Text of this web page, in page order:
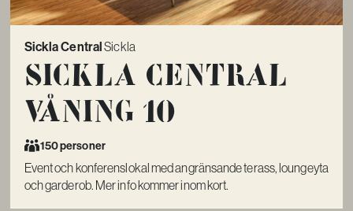
Sickla Central Sickla
Sickla Central
Våning 10
150 personer
Event och konferenslokal med angränsande terass, loungeyta
och garderob. Mer info kommer inom kort.